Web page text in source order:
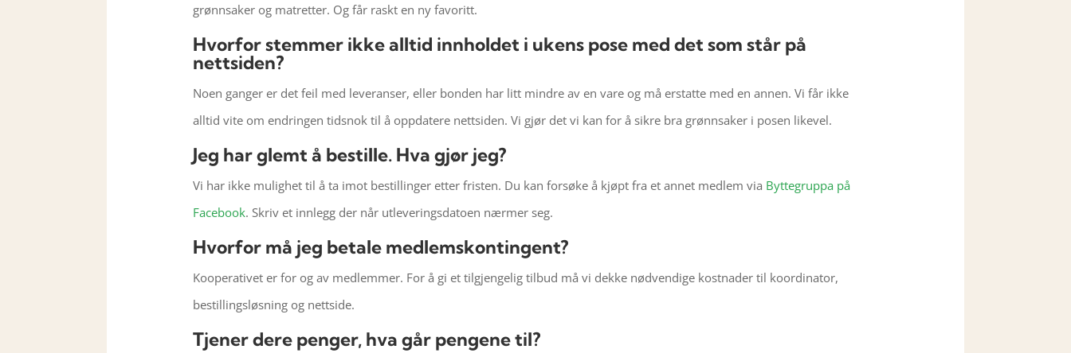
grønnsaker og matretter. Og får raskt en ny favoritt.
Hvorfor stemmer ikke alltid innholdet i ukens pose med det som står på
nettsiden?
Noen ganger er det feil med leveranser, eller bonden har litt mindre av en vare og må erstatte med en annen. Vi får ikke
alltid vite om endringen tidsnok til å oppdatere nettsiden. Vi gjør det vi kan for å sikre bra grønnsaker i posen likevel.
Jeg har glemt å bestille. Hva gjør jeg?
Vi har ikke mulighet til å ta imot bestillinger etter fristen. Du kan forsøke å kjøpt fra et annet medlem via Byttegruppa på
Facebook. Skriv et innlegg der når utleveringsdatoen nærmer seg.
Hvorfor må jeg betale medlemskontingent?
Kooperativet er for og av medlemmer. For å gi et tilgjengelig tilbud må vi dekke nødvendige kostnader til koordinator,
bestillingsløsning og nettside.
Tjener dere penger, hva går pengene til?